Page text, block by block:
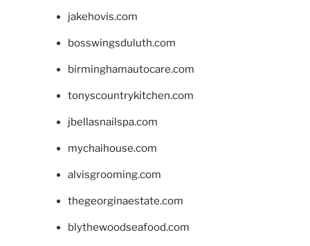
jakehovis.com
bosswingsduluth.com
birminghamautocare.com
tonyscountrykitchen.com
jbellasnailspa.com
mychaihouse.com
alvisgrooming.com
thegeorginaestate.com
blythewoodseafood.com